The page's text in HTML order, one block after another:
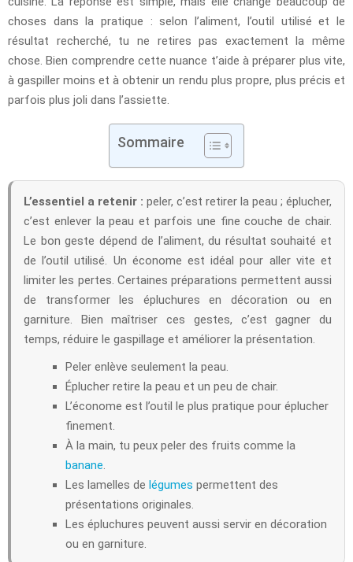
choses dans la pratique : selon l’aliment, l’outil utilisé et le
résultat recherché, tu ne retires pas exactement la même
chose. Bien comprendre cette nuance t’aide à préparer plus vite,
à gaspiller moins et à obtenir un rendu plus propre, plus précis et
parfois plus joli dans l’assiette.
Sommaire
L’essentiel a retenir : peler, c’est retirer la peau ; éplucher,
c’est enlever la peau et parfois une fine couche de chair.
Le bon geste dépend de l’aliment, du résultat souhaité et
de l’outil utilisé. Un économe est idéal pour aller vite et
limiter les pertes. Certaines préparations permettent aussi
de transformer les épluchures en décoration ou en
garniture. Bien maîtriser ces gestes, c’est gagner du
temps, réduire le gaspillage et améliorer la présentation.
Peler enlève seulement la peau.
Éplucher retire la peau et un peu de chair.
L’économe est l’outil le plus pratique pour éplucher
finement.
À la main, tu peux peler des fruits comme la
banane
Les lamelles de légumes permettent des
présentations originales.
Les épluchures peuvent aussi servir en décoration
ou en garniture.